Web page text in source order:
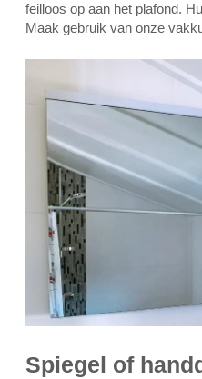
feilloos op aan het plafond.
Maak gebruik van onze
Spiegel of